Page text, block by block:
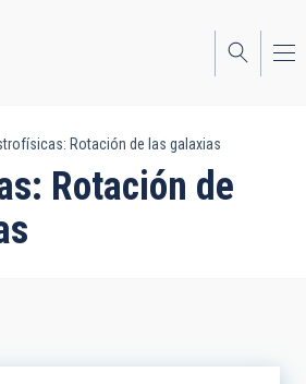
Rotación de las galaxias
Rotación de